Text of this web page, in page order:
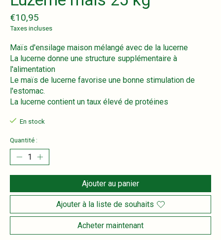
€10,95
Taxes incluses
Maïs d'ensilage maison mélangé avec de la lucerne
La lucerne donne une structure supplémentaire à
l'alimentation
Le maïs de lucerne favorise une bonne stimulation de
l'estomac.
La lucerne contient un taux élevé de protéines
En stock
Quantité :
Ajouter au panier
Ajouter à la liste de souhaits
Acheter maintenant